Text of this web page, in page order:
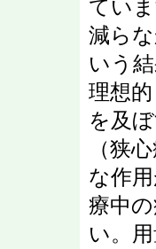
てい
減ら
いう
理想
を及
（狭
な作
療中
い。